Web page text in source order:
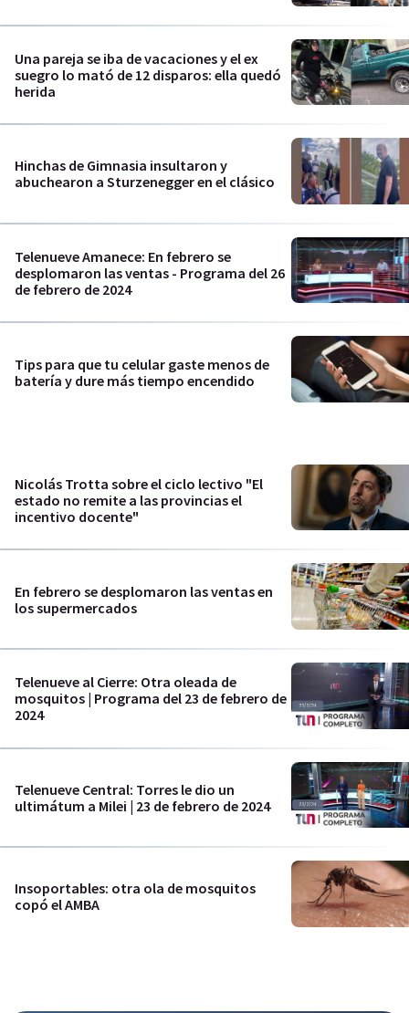
Una pareja se iba de vacaciones y el ex
suegro lo mató de 12 disparos: ella quedó
herida
Hinchas de Gimnasia insultaron y
abuchearon a Sturzenegger en el clásico
Telenueve Amanece: En febrero se
desplomaron las ventas - Programa del 26
de febrero de 2024
Tips para que tu celular gaste menos de
batería y dure más tiempo encendido
Nicolás Trotta sobre el ciclo lectivo "El
estado no remite a las provincias el
incentivo docente"
En febrero se desplomaron las ventas en
los supermercados
Telenueve al Cierre: Otra oleada de
mosquitos | Programa del 23 de febrero de
2024
Telenueve Central: Torres le dio un
ultimátum a Milei | 23 de febrero de 2024
Insoportables: otra ola de mosquitos
copó el AMBA